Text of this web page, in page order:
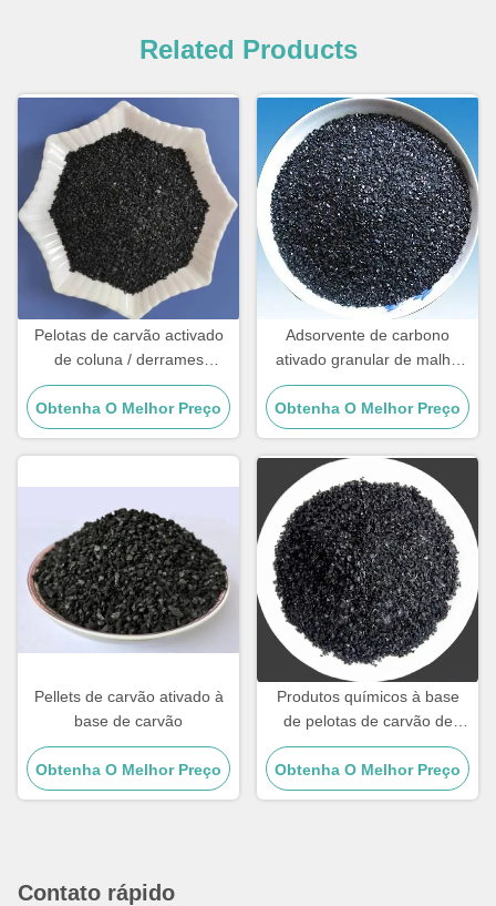
Related Products
Pelotas de carvão activado
de coluna / derrames
químicos / remoção de cor
Obtenha O Melhor Preço
Adsorvente de carbono
ativado granular de malha
Sustentabilidade ambiental
Obtenha O Melhor Preço
Pellets de carvão ativado à
base de carvão
Obtenha O Melhor Preço
Produtos químicos à base
de pelotas de carvão de
carbono ativado
Obtenha O Melhor Preço
Contato rápido